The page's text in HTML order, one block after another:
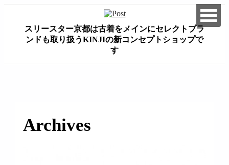
スリースター京都は古着をメインにセレクトブラ
ンドも取り扱うKINJIの新コンセプトショップで
す
Archives